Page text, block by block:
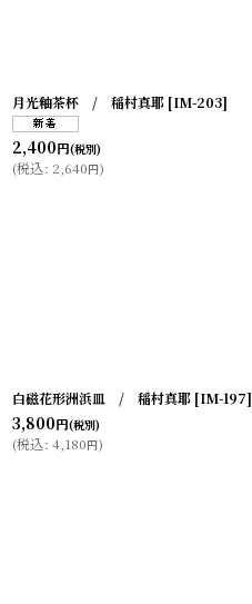
月光釉茶杯 / 稲村真耶 [IM-203]
2,400円(税別)
(税込: 2,640円)
白磁花形洲浜皿 / 稲村真耶 [IM-197]
3,800円(税別)
(税込: 4,180円)